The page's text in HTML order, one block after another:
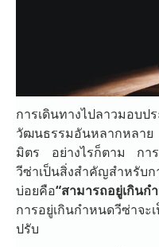
การเดินทางไปลาวมอบ
วัฒนธรรมอันหลากหลา
มิตร อย่างไรก็ตาม การ
วีซ่าเป็นสิ่งสำคัญสำหรับ
บ่อยคือ“สามารถอยู่เกินก
การอยู่เกินกำหนดวีซ่าจ
ปรับ